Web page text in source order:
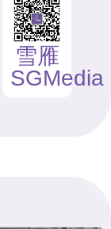
雪雁
SGMedia